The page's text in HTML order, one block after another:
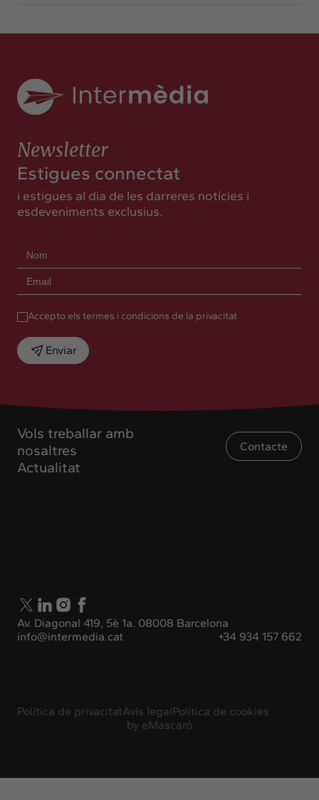
Vols treballar amb
nosaltres
Actualitat
Contacte
Av. Diagonal 419, 5è 1a. 08008 Barcelona
info@intermedia.cat
+34 934 157 662
Newsletter
Estigues connectat
i estigues al dia de les darreres notícies i
esdeveniments exclusius.
Accepto els termes i condicions de la privacitat
Enviar
Política de privacitatAvís legalPolítica de cookies
by eMascaró